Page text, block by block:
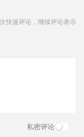
快速评论，继续评论表示
私密评论